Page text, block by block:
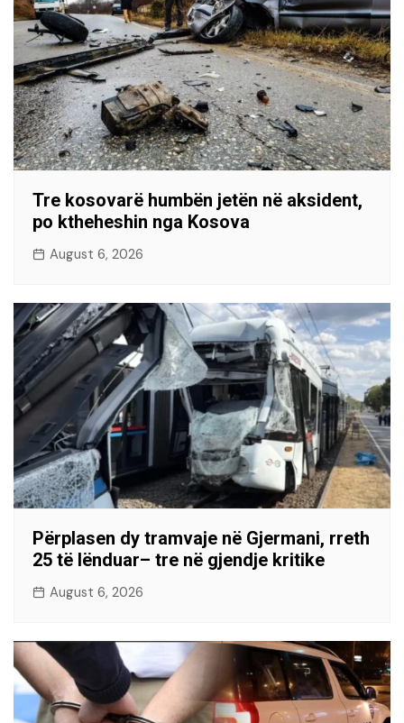
Tre kosovarë humbën jetën në aksident,
po ktheheshin nga Kosova
August 6, 2026
Përplasen dy tramvaje në Gjermani, rreth
25 të lënduar– tre në gjendje kritike
August 6, 2026